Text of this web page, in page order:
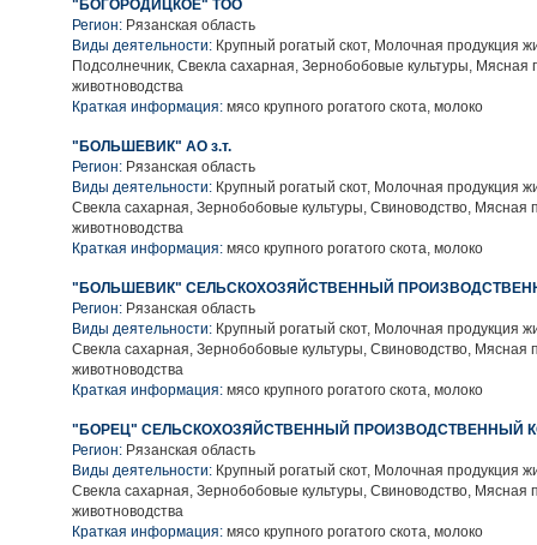
"БОГОРОДИЦКОЕ" ТОО
Регион: Рязанская область
Виды деятельности: Крупный рогатый скот, Молочная продукция
Подсолнечник, Свекла сахарная, Зернобобовые культуры, Мясная
животноводства
Краткая информация: мясо крупного рогатого скота, молоко
"БОЛЬШЕВИК" АО з.т.
Регион: Рязанская область
Виды деятельности: Крупный рогатый скот, Молочная продукция
Свекла сахарная, Зернобобовые культуры, Свиноводство, Мясная
животноводства
Краткая информация: мясо крупного рогатого скота, молоко
"БОЛЬШЕВИК" СЕЛЬСКОХОЗЯЙСТВЕННЫЙ
Регион: Рязанская область
Виды деятельности: Крупный рогатый скот, Молочная продукция
Свекла сахарная, Зернобобовые культуры, Свиноводство, Мясная
животноводства
Краткая информация: мясо крупного рогатого скота, молоко
"БОРЕЦ" СЕЛЬСКОХОЗЯЙСТВЕННЫЙ ПРОИЗВОДСТВЕННЫЙ
Регион: Рязанская область
Виды деятельности: Крупный рогатый скот, Молочная продукция
Свекла сахарная, Зернобобовые культуры, Свиноводство, Мясная
животноводства
Краткая информация: мясо крупного рогатого скота, молоко